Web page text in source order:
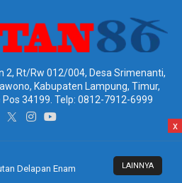
LAINNYA
2, Rt/Rw 012/004, Desa Srimenanti,
Kabupaten Lampung, Timur,
34199. Telp: 0812-7912-6999
Delapan Enam
x